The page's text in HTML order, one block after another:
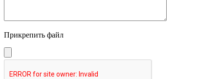
Прикрепить файл